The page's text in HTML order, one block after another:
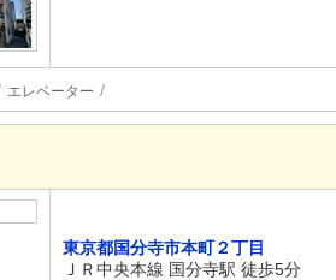
エレベーター
東京都国分寺市本町２丁目
ＪＲ中央本線 国分寺駅 徒歩5分